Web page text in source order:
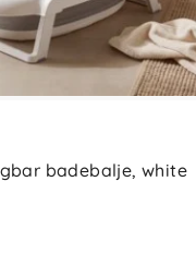
badebalje, white